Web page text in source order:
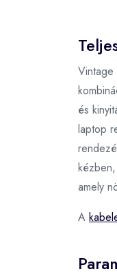
Vintage
és
laptop
amely
A